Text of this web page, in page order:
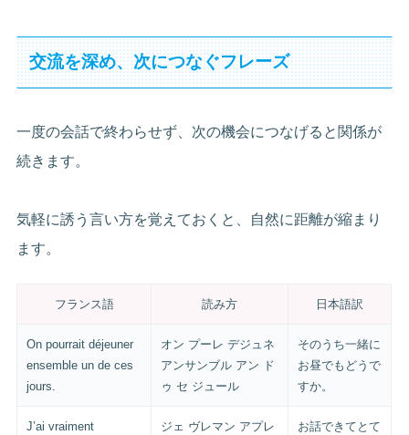
交流を深め、次につなぐフレーズ
一度の会話で終わらせず、次の機会につなげると関係が
続きます。
気軽に誘う言い方を覚えておくと、自然に距離が縮まり
ます。
フランス語 読み方 日本語訳
On pourrait déjeuner
ensemble un de ces
jours.
オン プーレ デジュネ
アンサンブル アン ド
ゥ セ ジュール
そのうち一緒に
お昼でもどうで
すか。
J’ai vraiment
ジェ ヴレマン アプレ
お話できてとて